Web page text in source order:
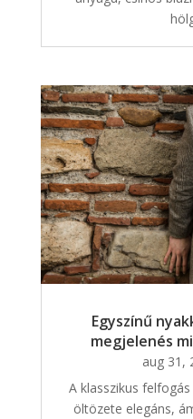
Egyszínű
megjelenés
aug 31,
A klasszikus
öltözete elegáns,